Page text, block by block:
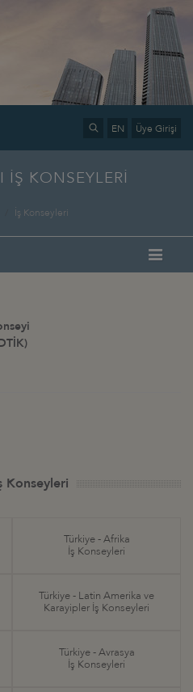
EN Üye Girişi
KONSEYLERİ
İş Konseyleri
Konseyleri
Türkiye - Afrika
İş Konseyleri
Türkiye - Latin Amerika ve
Karayipler İş Konseyleri
Türkiye - Avrasya
İş Konseyleri